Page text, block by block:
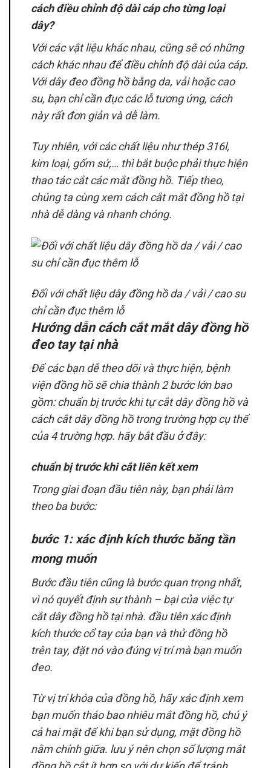
cách điều chỉnh độ dài cáp cho từng loại
dây?
Với các vật liệu khác nhau, cũng sẽ có những
cách khác nhau để điều chỉnh độ dài của cáp.
Với dây đeo đồng hồ bằng da, vải hoặc cao
su, bạn chỉ cần đục các lỗ tương ứng, cách
này rất đơn giản và dễ làm.
Tuy nhiên, với các chất liệu như thép 316l,
kim loại, gốm sứ,… thì bắt buộc phải thực hiện
thao tác cắt các mắt đồng hồ. Tiếp theo,
chúng ta cùng xem cách cắt mắt đồng hồ tại
nhà dễ dàng và nhanh chóng.
Đối với chất liệu dây đồng hồ da / vải / cao su
chỉ cần đục thêm lỗ
Hướng dẫn cách cắt mắt dây đồng hồ
đeo tay tại nhà
Để các bạn dễ theo dõi và thực hiện, bệnh
viện đồng hồ sẽ chia thành 2 bước lớn bao
gồm: chuẩn bị trước khi tự cắt dây đồng hồ và
cách cắt dây đồng hồ trong trường hợp cụ thể
của 4 trường hợp. hãy bắt đầu ở đây:
chuẩn bị trước khi cắt liên kết xem
Trong giai đoạn đầu tiên này, bạn phải làm
theo ba bước:
bước 1: xác định kích thước băng tần
mong muốn
Bước đầu tiên cũng là bước quan trọng nhất,
vì nó quyết định sự thành – bại của việc tự
cắt dây đồng hồ tại nhà. đầu tiên xác định
kích thước cổ tay của bạn và thử đồng hồ
trên tay, đặt nó vào đúng vị trí mà bạn muốn
đeo.
Từ vị trí khóa của đồng hồ, hãy xác định xem
bạn muốn tháo bao nhiêu mắt đồng hồ, chú ý
cả hai mặt để khi bạn sử dụng, mặt đồng hồ
nằm chính giữa. lưu ý nên chọn số lượng mắt